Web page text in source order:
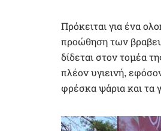
Πρόκειται για ένα
προώθηση των
δίδεται στον τομέα
πλέον υγιεινή,
φρέσκα ψάρια και τα